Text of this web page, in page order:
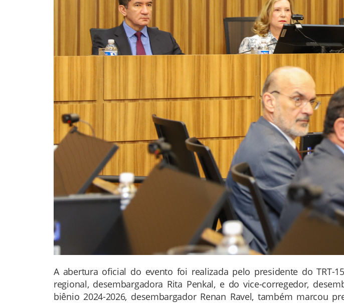
A abertura oficial do evento foi realizada pelo presidente do TRT-
regional, desembargadora Rita Penkal, e do vice-corregedor,
biênio 2024-2026, desembargador Renan Ravel, também marcou